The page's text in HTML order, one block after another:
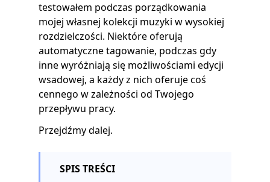
testowałem podczas porządkowania
mojej własnej kolekcji muzyki w wysokiej
rozdzielczości. Niektóre oferują
automatyczne tagowanie, podczas gdy
inne wyróżniają się możliwościami edycji
wsadowej, a każdy z nich oferuje coś
cennego w zależności od Twojego
przepływu pracy.
Przejdźmy dalej.
SPIS TREŚCI